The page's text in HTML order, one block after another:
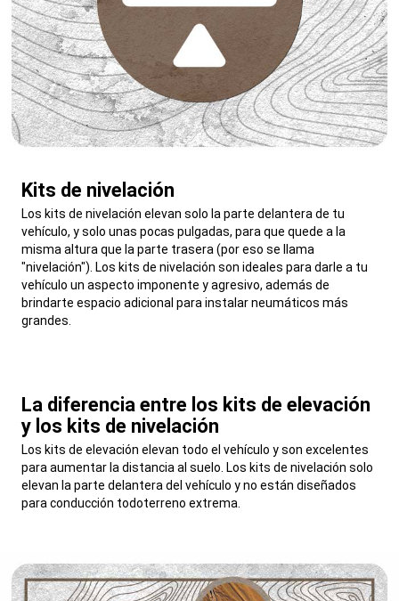
Kits de nivelación
,Los kits de nivelación elevan solo la parte delantera de tu
vehículo, y solo unas pocas pulgadas, para que quede a la
misma altura que la parte trasera (por eso se llama
"nivelación"). Los kits de nivelación son ideales para darle a tu
vehículo un aspecto imponente y agresivo, además de
brindarte espacio adicional para instalar neumáticos más
grandes.
La diferencia entre los kits de elevación
y los kits de nivelación
,Los kits de elevación elevan todo el vehículo y son excelentes
para aumentar la distancia al suelo. Los kits de nivelación solo
elevan la parte delantera del vehículo y no están diseñados
para conducción todoterreno extrema.